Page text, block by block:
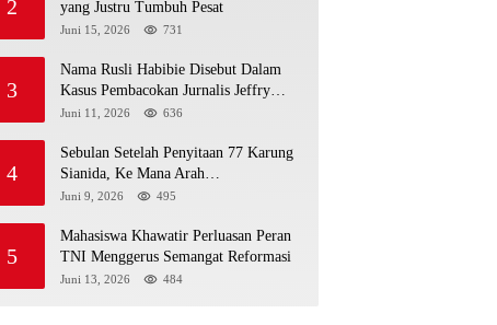
2
yang Justru Tumbuh Pesat
Juni 15, 2026 731
3
Nama Rusli Habibie Disebut Dalam
Kasus Pembacokan Jurnalis Jeffry
Rumampuk
Juni 11, 2026 636
4
Sebulan Setelah Penyitaan 77 Karung
Sianida, Ke Mana Arah
Penyidikannya?
Juni 9, 2026 495
5
Mahasiswa Khawatir Perluasan Peran
TNI Menggerus Semangat Reformasi
Juni 13, 2026 484